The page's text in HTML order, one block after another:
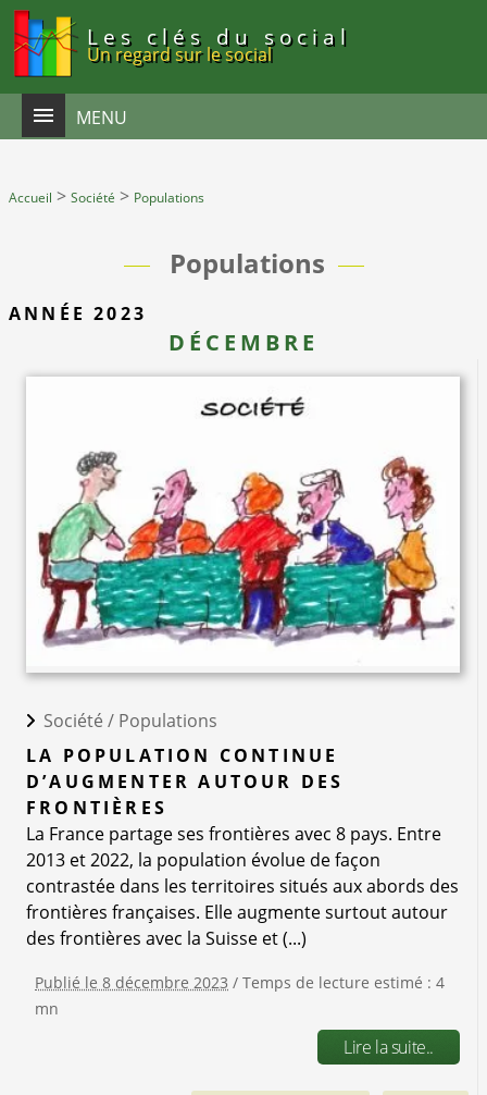
Les clés du social
Un regard sur le social
MENU
Accueil > Société > Populations
Populations
ANNÉE 2023
DÉCEMBRE
Société / Populations
LA POPULATION CONTINUE
D’AUGMENTER AUTOUR DES
FRONTIÈRES
La France partage ses frontières avec 8 pays. Entre
2013 et 2022, la population évolue de façon
contrastée dans les territoires situés aux abords des
frontières françaises. Elle augmente surtout autour
des frontières avec la Suisse et (...)
Publié le 8 décembre 2023 / Temps de lecture estimé : 4
mn
Lire la suite..
Panneau de gestion des cookies